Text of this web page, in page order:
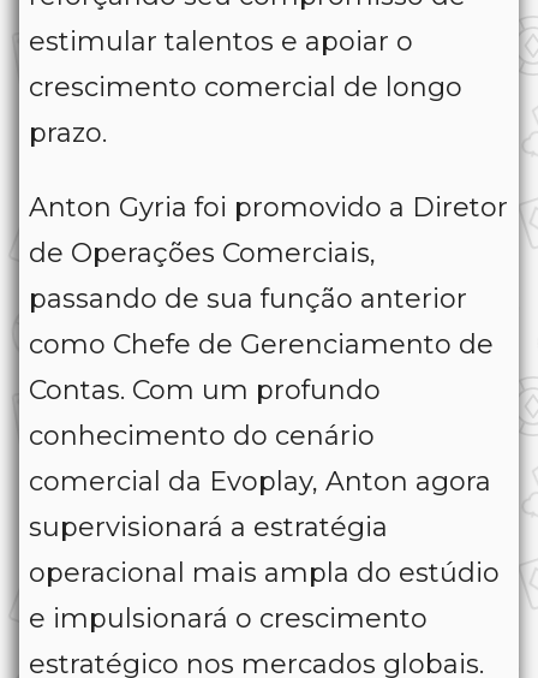
estimular talentos e apoiar o
crescimento comercial de longo
prazo.
Anton Gyria foi promovido a Diretor
de Operações Comerciais,
passando de sua função anterior
como Chefe de Gerenciamento de
Contas. Com um profundo
conhecimento do cenário
comercial da Evoplay, Anton agora
supervisionará a estratégia
operacional mais ampla do estúdio
e impulsionará o crescimento
estratégico nos mercados globais.